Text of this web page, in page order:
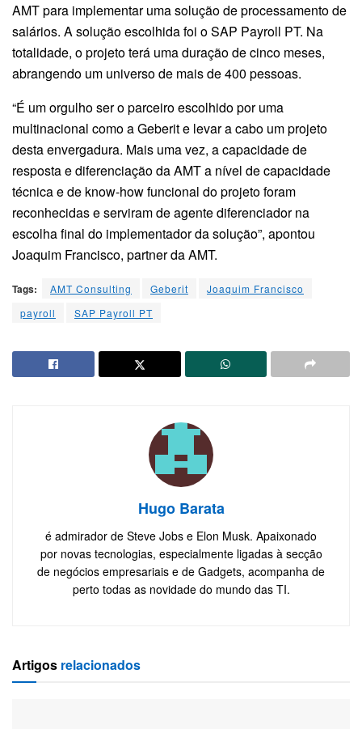
AMT para implementar uma solução de processamento de
salários. A solução escolhida foi o SAP Payroll PT. Na
totalidade, o projeto terá uma duração de cinco meses,
abrangendo um universo de mais de 400 pessoas.
“É um orgulho ser o parceiro escolhido por uma
multinacional como a Geberit e levar a cabo um projeto
desta envergadura. Mais uma vez, a capacidade de
resposta e diferenciação da AMT a nível de capacidade
técnica e de know-how funcional do projeto foram
reconhecidas e serviram de agente diferenciador na
escolha final do implementador da solução”, apontou
Joaquim Francisco, partner da AMT.
Tags: AMT Consulting Geberit
Joaquim Francisco
payroll
SAP Payroll PT
Hugo Barata
é admirador de Steve Jobs e Elon Musk. Apaixonado
por novas tecnologias, especialmente ligadas à secção
de negócios empresariais e de Gadgets, acompanha de
perto todas as novidade do mundo das TI.
Artigos relacionados